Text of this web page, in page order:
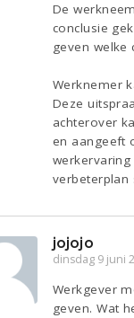
De
conclusie
geven welke
Werknemer
Deze
achterover
en aangeeft
verbeterplan
jojojo
dinsdag 9 juni
Werkgever
geven. Wat